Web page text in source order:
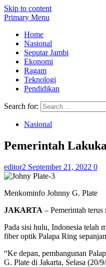
Skip to content
Primary Menu
Home
Nasional
Seputar Jambi
Ekonomi
Ragam
Teknologi
Pendidikan
Search for:
Nasional
Pemerintah
editor2 September 21, 2022 0
Menkominfo Johnny G. Plate
JAKARTA – Pemerintah
Pada sisi hulu, Indonesia telah
fiber optik Palapa Ring
“Ke depan, pembangunan
G. Plate di Jakarta, Selasa (20/